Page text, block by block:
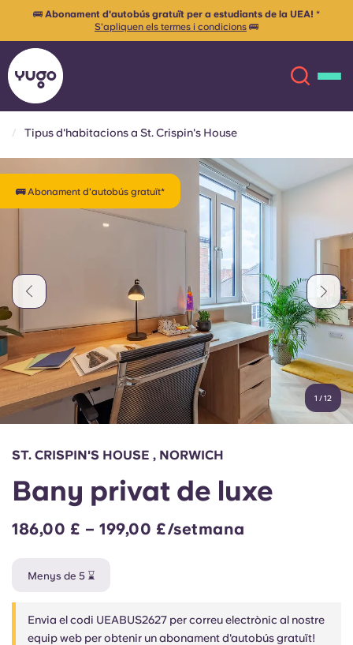
Ubicacions
Compte Llengua
English (GB)
Chinese
Español
Deutsch
Selecciona un país
Inicia la sessió
Reserva ara
English (US)
Español
Català Deutsch
Italian French
Portuguese
🚌 Abonament d'autobús gratuït per a estudiants de la UEA! *
S'apliquen els termes i condicions 🚌
Tipus d'habitacions a St. Crispin's House
🚌 Abonament d'autobús gratuït*
1 /12
ST. CRISPIN'S HOUSE , NORWICH
Bany privat de luxe
186,00 £ – 199,00 £/setmana
Menys de 5 ⌛
Envia el codi UEABUS2627 per correu electrònic al nostre
equip web per obtenir un abonament d'autobús gratuït!